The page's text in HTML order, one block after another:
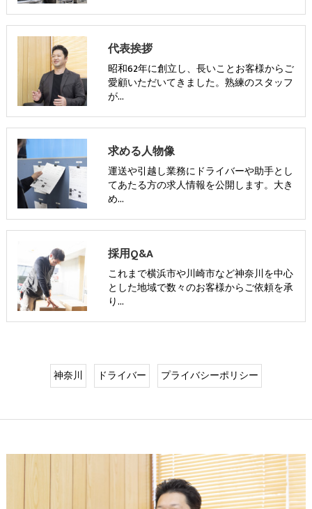
代表挨拶
昭和62年に創立し、長いことお客様からご
愛顧いただいてきました。熟練のスタッフ
が…
求める人物像
運送や引越し業務にドライバーや助手とし
てあたる方の求人情報を公開します。大き
め…
採用Q&A
これまで横浜市や川崎市など神奈川を中心
とした地域で数々のお客様からご依頼を承
り…
神奈川 ドライバー プライバシーポリシー